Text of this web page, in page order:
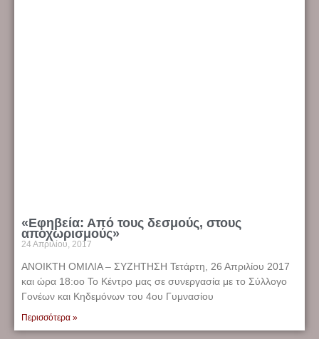
«Εφηβεία: Από τους δεσμούς, στους
αποχωρισμούς»
24 Απριλίου, 2017
ΑΝΟΙΚΤΗ ΟΜΙΛΙΑ – ΣΥΖΗΤΗΣΗ Τετάρτη, 26 Απριλίου 2017
και ώρα 18:οο Το Κέντρο μας σε συνεργασία με το Σύλλογο
Γονέων και Κηδεμόνων του 4ου Γυμνασίου
Περισσότερα »